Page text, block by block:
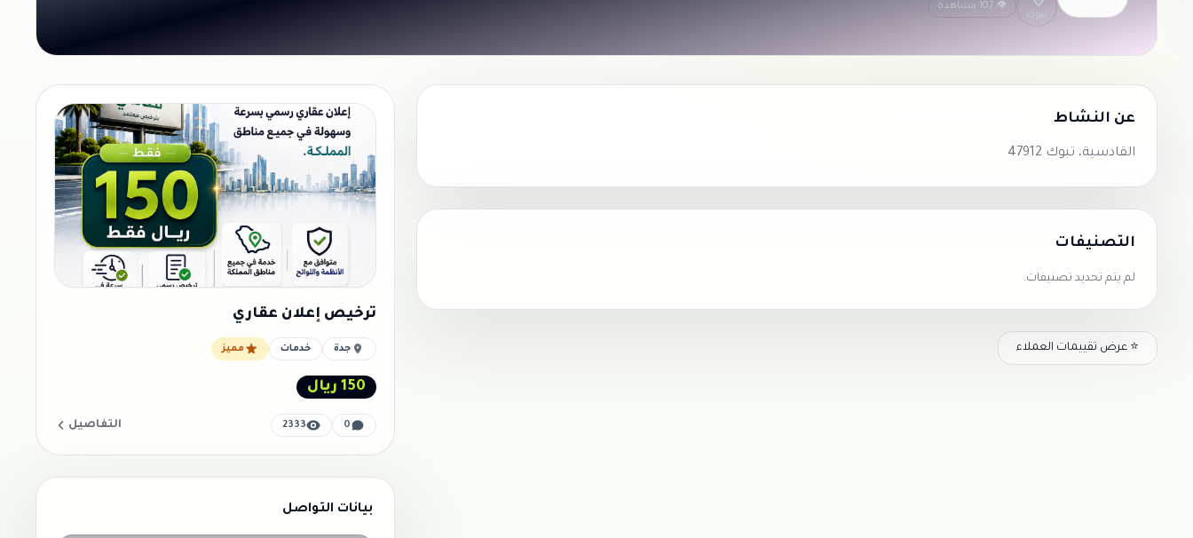
تبوك
👁 107 مشاهدة
عن النشاط
القادسية، تبوك 47912
التصنيفات
لم يتم تحديد تصنيفات.
⭐ عرض تقييمات العملاء
ترخيص إعلان عقاري
جدة خدمات مميز
150 ريال
0
2333 التفاصيل
بيانات التواصل